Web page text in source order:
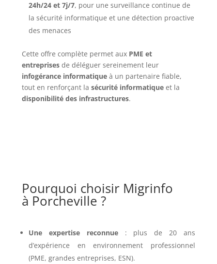
24h/24 et 7j/7, pour une surveillance continue de
la sécurité informatique et une détection proactive
des menaces
Cette offre complète permet aux PME et
entreprisesde déléguer sereinement leur
infogérance informatiqueà un partenaire fiable,
tout en renforçant la sécurité informatiqueet la
disponibilité des infrastructures.
Pourquoi choisir Migrinfo
à Porcheville ?
Une expertise reconnue: plus de 20 ans
d’expérience en environnement professionnel
(PME, grandes entreprises, ESN).